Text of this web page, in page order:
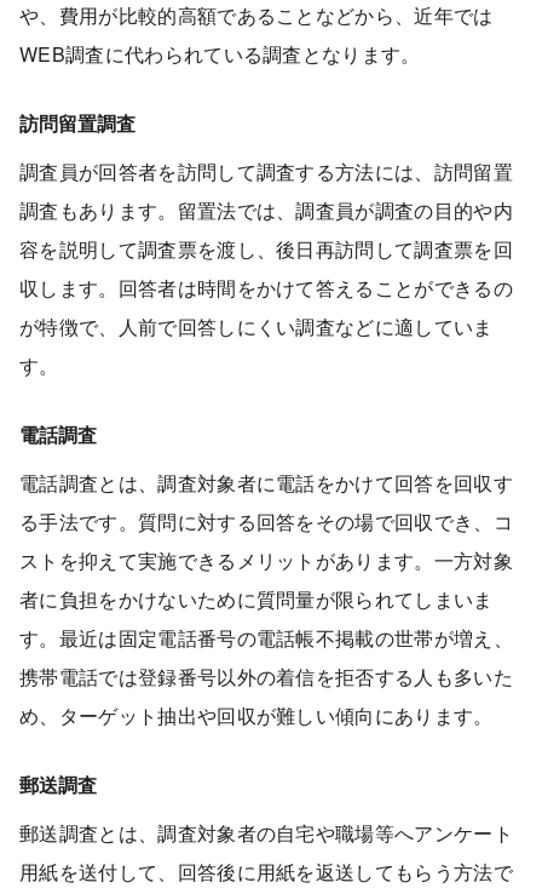
や、費用が比較的高額であることなどから、近年では
WEB調査に代わられている調査となります。
訪問留置調査
調査員が回答者を訪問して調査する方法には、訪問留置
調査もあります。留置法では、調査員が調査の目的や内
容を説明して調査票を渡し、後日再訪問して調査票を回
収します。回答者は時間をかけて答えることができるの
が特徴で、人前で回答しにくい調査などに適していま
す。
電話調査
電話調査とは、調査対象者に電話をかけて回答を回収す
る手法です。質問に対する回答をその場で回収でき、コ
ストを抑えて実施できるメリットがあります。一方対象
者に負担をかけないために質問量が限られてしまいま
す。最近は固定電話番号の電話帳不掲載の世帯が増え、
携帯電話では登録番号以外の着信を拒否する人も多いた
め、ターゲット抽出や回収が難しい傾向にあります。
郵送調査
郵送調査とは、調査対象者の自宅や職場等へアンケート
用紙を送付して、回答後に用紙を返送してもらう方法で